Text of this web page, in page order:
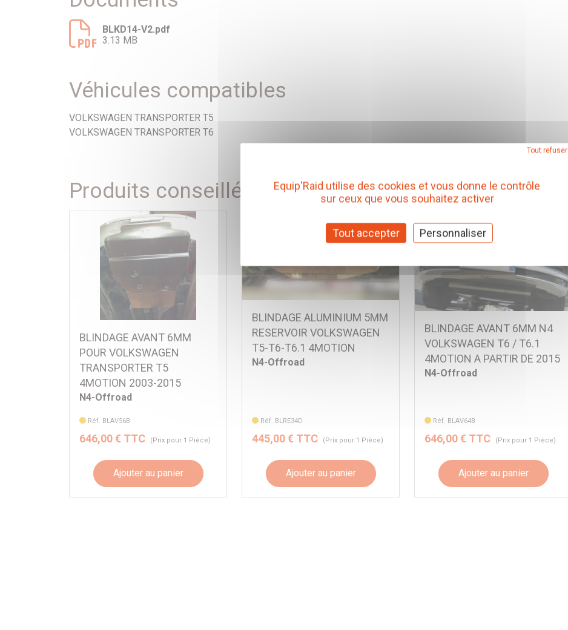
BLKD14-V2.pdf
3.13 MB
Véhicules compatibles
VOLKSWAGEN TRANSPORTER T5
VOLKSWAGEN TRANSPORTER T6
Produits conseillés
BLINDAGE AVANT 6MM
POUR VOLKSWAGEN
TRANSPORTER T5
4MOTION 2003-2015
N4-Offroad
Réf. BLAV56B
646,00 € TTC (Prix pour 1 Pièce)
Ajouter au panier
BLINDAGE ALUMINIUM 5MM
RESERVOIR VOLKSWAGEN
T5-T6-T6.1 4MOTION
N4-Offroad
Réf. BLRE34D
445,00 € TTC (Prix pour 1 Pièce)
Ajouter au panier
BLINDAGE AVANT 6MM N4
VOLKSWAGEN T6 / T6.1
4MOTION A PARTIR DE 2015
N4-Offroad
Réf. BLAV64B
646,00 € TTC (Prix pour 1 Pièce)
Ajouter au panier
Equip'Raid utilise des cookies et vous donne le contrôle
sur ceux que vous souhaitez activer
Tout accepter
Tout refuser
Personnaliser